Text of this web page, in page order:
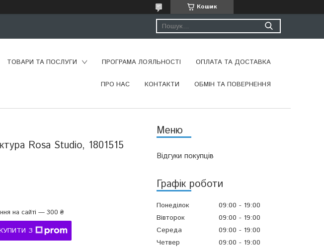
Кошик
ТОВАРИ ТА ПОСЛУГИ ПРОГРАМА ЛОЯЛЬНОСТІ ОПЛАТА ТА ДОСТАВКА
ПРО НАС КОНТАКТИ ОБМІН ТА ПОВЕРНЕННЯ
Відгуки покупців
Графік роботи
Понеділок 09:00
19:00
Вівторок
09:00
19:00
Середа
09:00
19:00
Четвер
09:00
19:00
Rosa Studio, 1801515
на сайті — 300 ₴
З